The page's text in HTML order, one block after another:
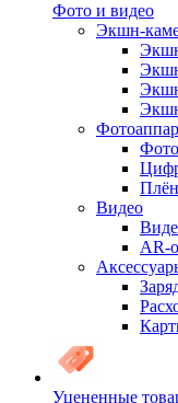
Фото и видео
Экшн-
Видео
AR-
Уцененные